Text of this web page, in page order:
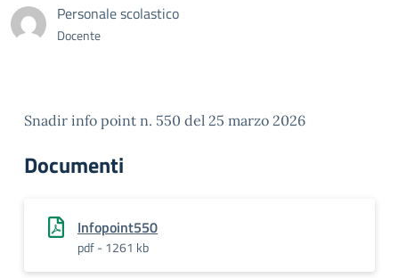
Personale scolastico
Docente
Snadir info point n. 550 del 25 marzo 2026
Documenti
Infopoint550
pdf - 1261 kb